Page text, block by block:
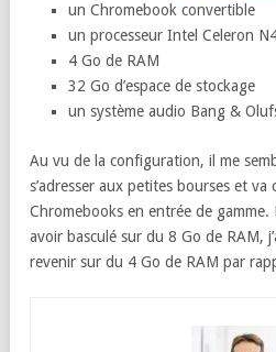
un Chromebook convertible
un processeur Intel Celeron
4 Go de RAM
32 Go d’espace de stockage
un système audio Bang &
Au vu de la configuration, il me
s’adresser aux petites bourses et
Chromebooks en entrée de gamme.
avoir basculé sur du 8 Go de RAM,
revenir sur du 4 Go de RAM par